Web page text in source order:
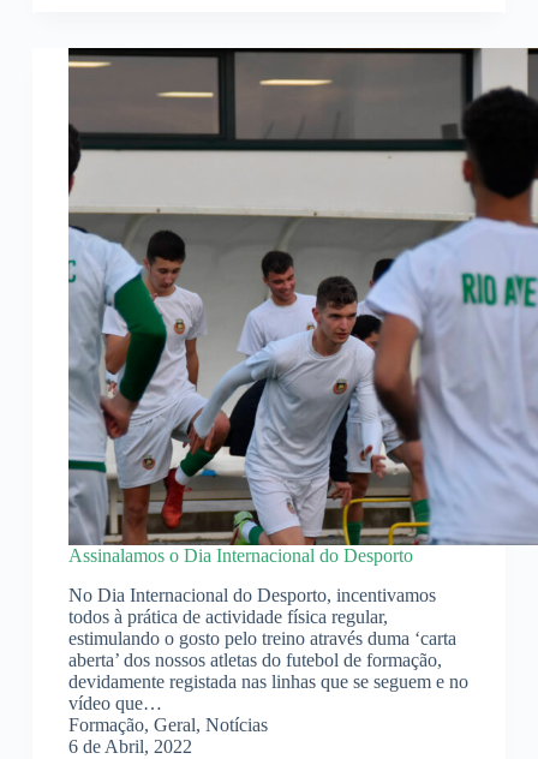
Assinalamos o Dia Internacional do Desporto
No Dia Internacional do Desporto, incentivamos
todos à prática de actividade física regular,
estimulando o gosto pelo treino através duma ‘carta
aberta’ dos nossos atletas do futebol de formação,
devidamente registada nas linhas que se seguem e no
vídeo que…
Formação, Geral, Notícias
6 de Abril, 2022